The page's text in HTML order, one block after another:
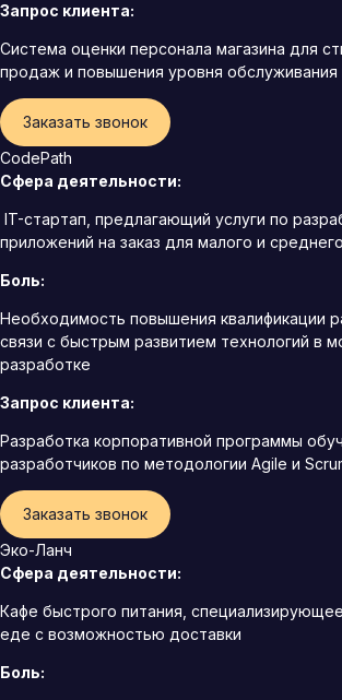
Запрос клиента:
Система оценки персонала магазина для
продаж и повышения уровня обслуживания
Заказать звонок
CodePath
Сфера деятельности:
IT-стартап, предлагающий услуги по
приложений на заказ для малого и
Боль:
Необходимость повышения квалификации
связи с быстрым развитием технологий в
разработке
Запрос клиента:
Разработка корпоративной программы
разработчиков по методологии Agile и
Заказать звонок
Эко-Ланч
Сфера деятельности:
Кафе быстрого питания,
еде с возможностью доставки
Боль: